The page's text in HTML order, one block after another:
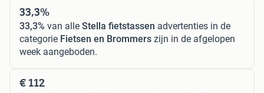
33,3%
33,3% van alle Stella fietstassen advertenties in de
categorie Fietsen en Brommers zijn in de afgelopen
week aangeboden.
€ 112